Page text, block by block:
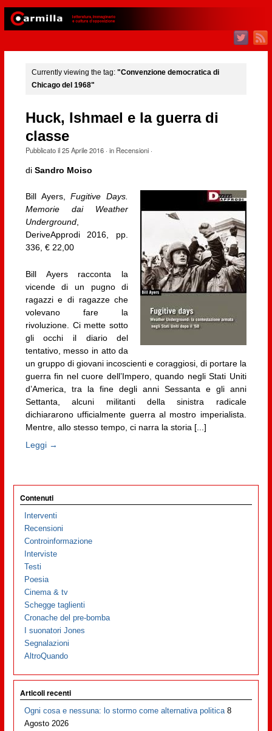
Currently viewing the tag: "Convenzione democratica di
Chicago del 1968"
Huck, Ishmael e la guerra di
classe
Pubblicato il25 Aprile 2016· in Recensioni·
di Sandro Moiso
Bill Ayers,Fugitive Days.
Memorie dai Weather
Underground,
DeriveApprodi 2016, pp.
336, € 22,00
Bill Ayers racconta la
vicende di un pugno di
ragazzi e di ragazze che
volevano fare la
rivoluzione. Ci mette sotto
gli occhi il diario del
tentativo, messo in atto da
un gruppo di giovani incoscienti e coraggiosi, di portare la
guerra fin nel cuore dell’Impero, quando negli Stati Uniti
d’America, tra la fine degli anni Sessanta e gli anni
Settanta, alcuni militanti della sinistra radicale
dichiararono ufficialmente guerra al mostro imperialista.
Mentre, allo stesso tempo, ci narra la storia [...]
Leggi →
Contenuti
Interventi
Recensioni
Controinformazione
Interviste
Testi
Poesia
Cinema & tv
Schegge taglienti
Cronache del pre-bomba
I suonatori Jones
Segnalazioni
AltroQuando
Articoli recenti
Ogni cosa e nessuna: lo stormo come alternativa politica 8
Agosto 2026